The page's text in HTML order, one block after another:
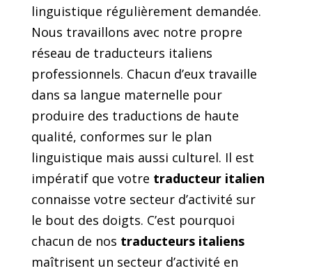
linguistique régulièrement demandée.
Nous travaillons avec notre propre
réseau de traducteurs italiens
professionnels. Chacun d’eux travaille
dans sa langue maternelle pour
produire des traductions de haute
qualité, conformes sur le plan
linguistique mais aussi culturel. Il est
impératif que votre traducteur italien
connaisse votre secteur d’activité sur
le bout des doigts. C’est pourquoi
chacun de nos traducteurs italiens
maîtrisent un secteur d’activité en